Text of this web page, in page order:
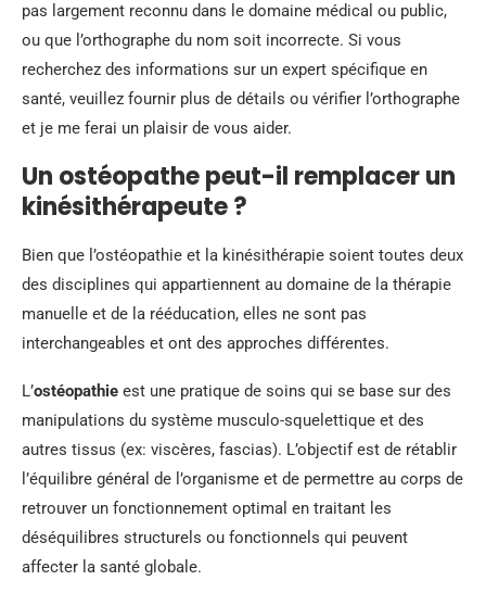
pas largement reconnu dans le domaine médical ou public,
ou que l’orthographe du nom soit incorrecte. Si vous
recherchez des informations sur un expert spécifique en
santé, veuillez fournir plus de détails ou vérifier l’orthographe
et je me ferai un plaisir de vous aider.
Un ostéopathe peut-il remplacer un
kinésithérapeute ?
Bien que l’ostéopathie et la kinésithérapie soient toutes deux
des disciplines qui appartiennent au domaine de la thérapie
manuelle et de la rééducation, elles ne sont pas
interchangeables et ont des approches différentes.
L’ostéopathie est une pratique de soins qui se base sur des
manipulations du système musculo-squelettique et des
autres tissus (ex: viscères, fascias). L’objectif est de rétablir
l’équilibre général de l’organisme et de permettre au corps de
retrouver un fonctionnement optimal en traitant les
déséquilibres structurels ou fonctionnels qui peuvent
affecter la santé globale.